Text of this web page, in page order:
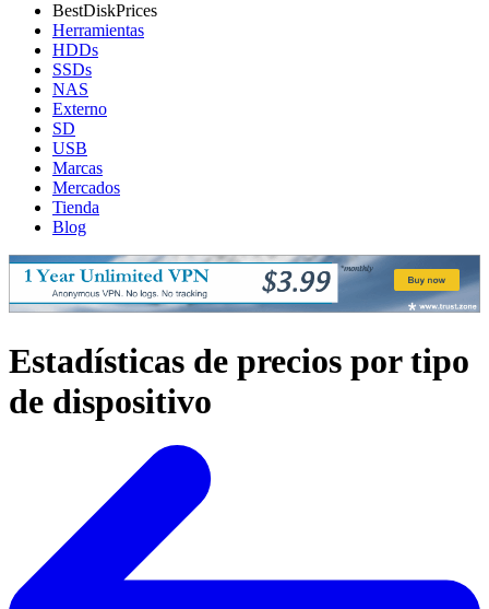
BestDiskPrices
Herramientas
HDDs
SSDs
NAS
Externo
SD
USB
Marcas
Mercados
Tienda
Blog
Estadísticas de precios por tipo
de dispositivo